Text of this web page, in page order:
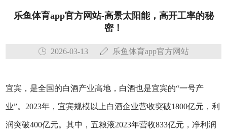
乐鱼体育app官方网站-高景太阳能，高开工率的秘
密！
2026-03-13 乐鱼体育app官方网站
宜宾，是全国的白酒产业高地，白酒也是宜宾的“一号产
业”。2023年，宜宾规模以上白酒企业营收突破1800亿元，利
润突破400亿元。其中，五粮液2023年营收833亿元，净利润